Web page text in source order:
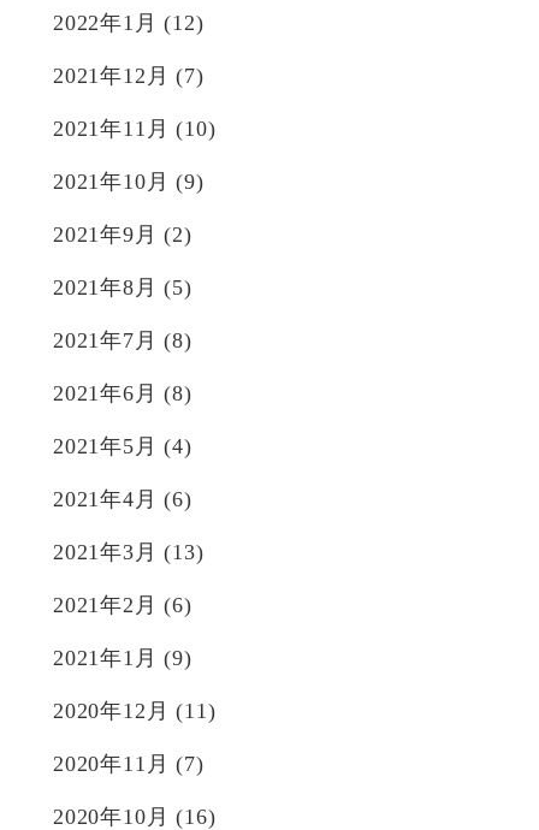
2022年1月 (12)
2021年12月 (7)
2021年11月 (10)
2021年10月 (9)
2021年9月 (2)
2021年8月 (5)
2021年7月 (8)
2021年6月 (8)
2021年5月 (4)
2021年4月 (6)
2021年3月 (13)
2021年2月 (6)
2021年1月 (9)
2020年12月 (11)
2020年11月 (7)
2020年10月 (16)